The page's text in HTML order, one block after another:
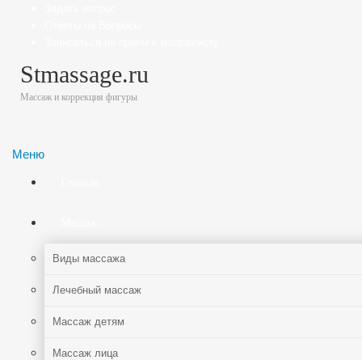
Stmassage.ru
Массаж и коррекция фигуры
Меню
Виды массажа
Лечебный массаж
Массаж детям
Массаж лица